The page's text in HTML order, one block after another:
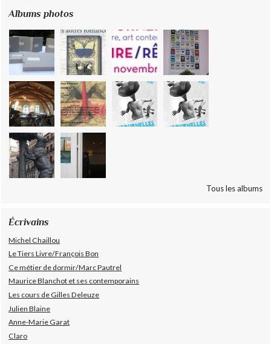
Albums photos
Tous les albums
Écrivains
Michel Chaillou
Le Tiers Livre/François Bon
Ce métier de dormir/Marc Pautrel
Maurice Blanchot et ses contemporains
Les cours de Gilles Deleuze
Julien Blaine
Anne-Marie Garat
Claro